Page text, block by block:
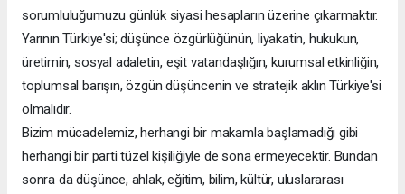
sorumluluğumuzu günlük siyasi hesapların üzerine çıkarmaktır.
Yarının Türkiye'si; düşünce özgürlüğünün, liyakatin, hukukun,
üretimin, sosyal adaletin, eşit vatandaşlığın, kurumsal etkinliğin,
toplumsal barışın, özgün düşüncenin ve stratejik aklın Türkiye'si
olmalıdır.
Bizim mücadelemiz, herhangi bir makamla başlamadığı gibi
herhangi bir parti tüzel kişiliğiyle de sona ermeyecektir. Bundan
sonra da düşünce, ahlak, eğitim, bilim, kültür, uluslararası